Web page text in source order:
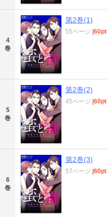
4
巻
第2巻(1)
55ページ |60pt
5
巻
第2巻(2)
45ページ |60pt
6
巻
第2巻(3)
57ページ |60pt